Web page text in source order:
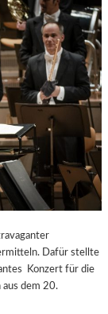
Dafür stellte
Konzert für die
dem 20.